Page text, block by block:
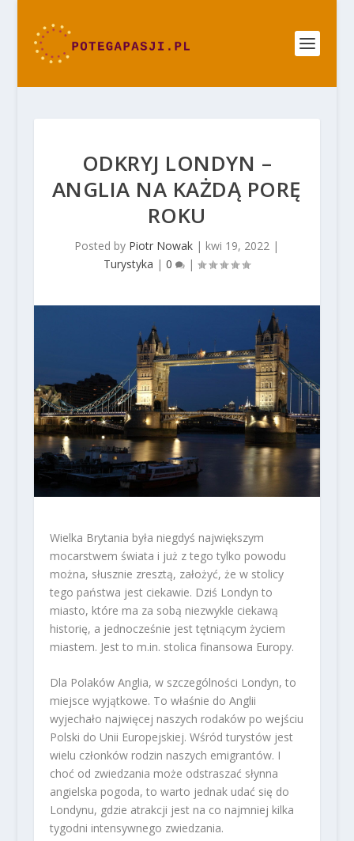
ODKRYJ LONDYN –
ANGLIA NA KAŻDĄ PORĘ
ROKU
Posted by Piotr Nowak | kwi 19, 2022 |
Turystyka |0 |
Wielka Brytania była niegdyś największym
mocarstwem świata i już z tego tylko powodu
można, słusznie zresztą, założyć, że w stolicy
tego państwa jest ciekawie. Dziś Londyn to
miasto, które ma za sobą niezwykle ciekawą
historię, a jednocześnie jest tętniącym życiem
miastem. Jest to m.in. stolica finansowa Europy.
Dla Polaków Anglia, w szczególności Londyn, to
miejsce wyjątkowe. To właśnie do Anglii
wyjechało najwięcej naszych rodaków po wejściu
Polski do Unii Europejskiej. Wśród turystów jest
wielu członków rodzin naszych emigrantów. I
choć od zwiedzania może odstraszać słynna
angielska pogoda, to warto jednak udać się do
Londynu, gdzie atrakcji jest na co najmniej kilka
tygodni intensywnego zwiedzania.